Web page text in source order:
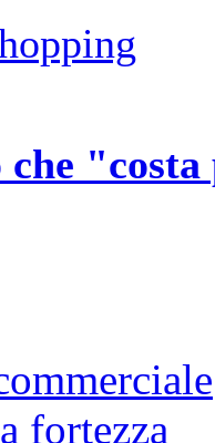
"costa